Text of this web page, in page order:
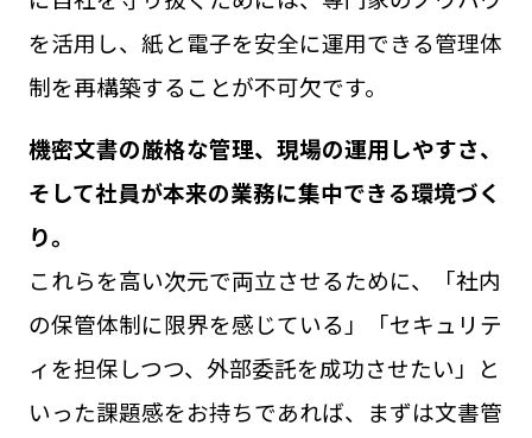
を活用し、紙と電子を安全に運用できる管理体
制を再構築することが不可欠です。
機密文書の厳格な管理、現場の運用しやすさ、
そして社員が本来の業務に集中できる環境づく
り。
これらを高い次元で両立させるために、「社内
の保管体制に限界を感じている」「セキュリテ
ィを担保しつつ、外部委託を成功させたい」と
いった課題感をお持ちであれば、まずは文書管